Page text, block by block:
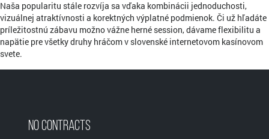
Naša popularitu stále rozvíja sa vďaka kombinácii jednoduchosti,
vizuálnej atraktívnosti a korektných výplatné podmienok. Či už hľadáte
príležitostnú zábavu možno vážne herné session, dávame flexibilitu a
napätie pre všetky druhy hráčom v slovenské internetovom kasínovom
svete.
No Contracts